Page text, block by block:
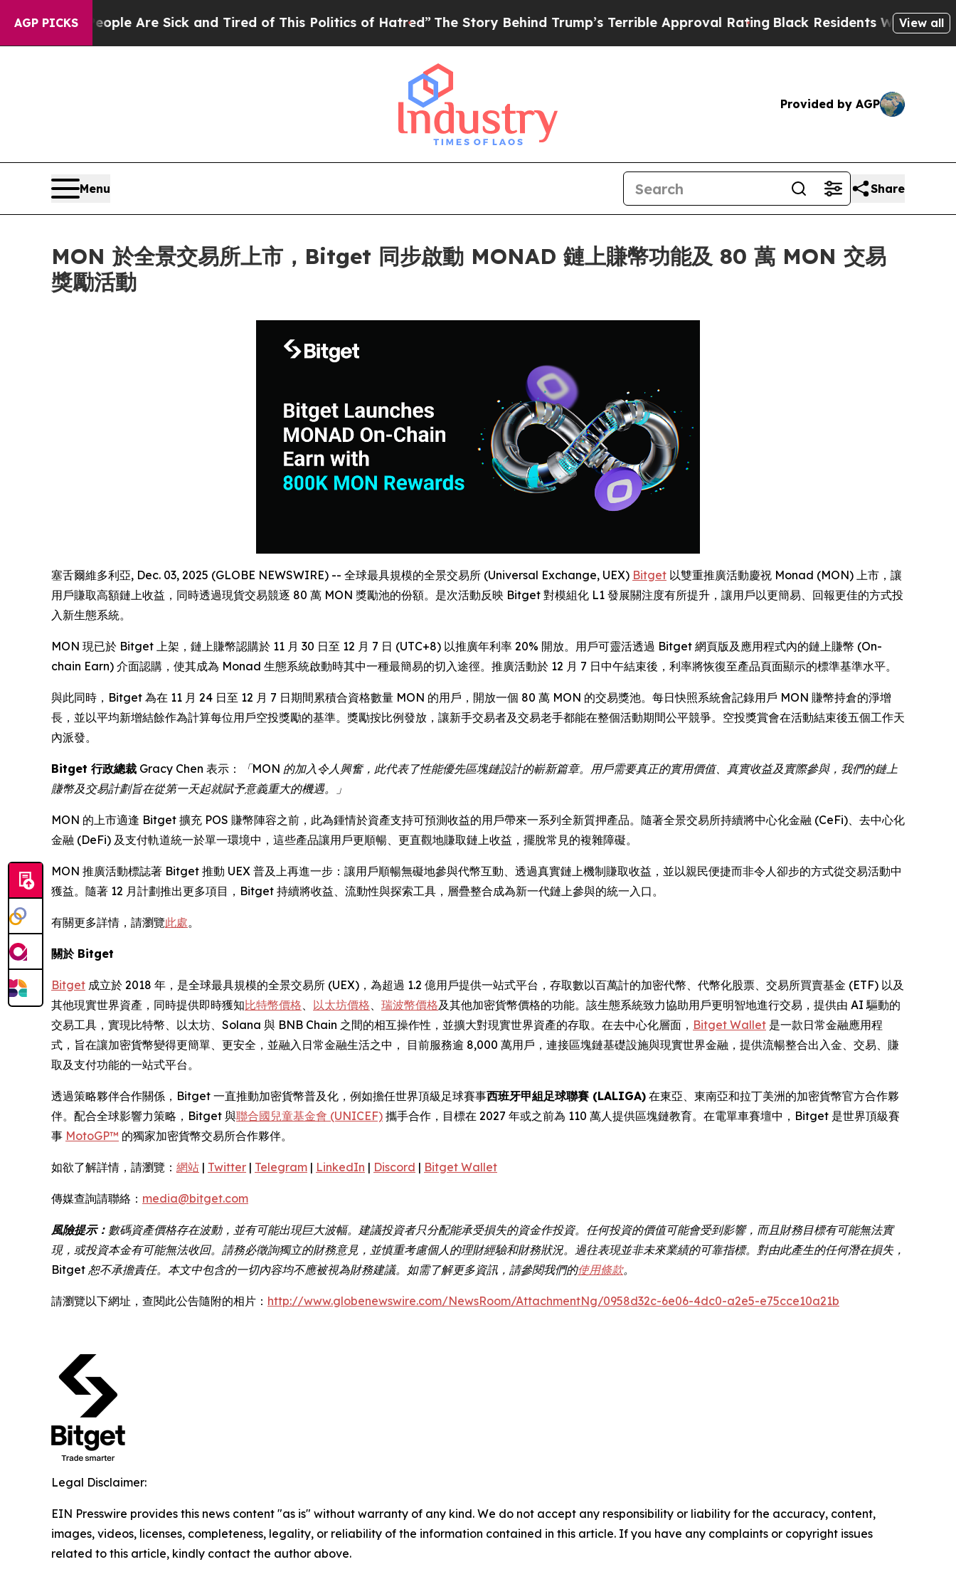
AGP PICKS
“People Are Sick and Tired of This Politics of Hatred” The Story Behind Trump’s Terrible Approval RatingBlack Residents Warned of Abusive
View all
Provided by AGP
Menu Share
MON 於全景交易所上市，Bitget 同步啟動 MONAD 鏈上賺幣功能及 80 萬 MON 交易
獎勵活動
塞舌爾維多利亞, Dec. 03, 2025 (GLOBE NEWSWIRE) -- 全球最具規模的全景交易所 (Universal Exchange, UEX) Bitget 以雙重推廣活動慶祝 Monad (MON) 上市，讓
用戶賺取高額鏈上收益，同時透過現貨交易競逐 80 萬 MON 獎勵池的份額。是次活動反映 Bitget 對模組化 L1 發展關注度有所提升，讓用戶以更簡易、回報更佳的方式投
入新生態系統。
MON 現已於 Bitget 上架，鏈上賺幣認購於 11 月 30 日至 12 月 7 日 (UTC+8) 以推廣年利率 20% 開放。用戶可靈活透過 Bitget 網頁版及應用程式內的鏈上賺幣 (On-
chain Earn) 介面認購，使其成為 Monad 生態系統啟動時其中一種最簡易的切入途徑。推廣活動於 12 月 7 日中午結束後，利率將恢復至產品頁面顯示的標準基準水平。
與此同時，Bitget 為在 11 月 24 日至 12 月 7 日期間累積合資格數量 MON 的用戶，開放一個 80 萬 MON 的交易獎池。每日快照系統會記錄用戶 MON 賺幣持倉的淨增
長，並以平均新增結餘作為計算每位用戶空投獎勵的基準。獎勵按比例發放，讓新手交易者及交易老手都能在整個活動期間公平競爭。空投獎賞會在活動結束後五個工作天
內派發。
Bitget 行政總裁 Gracy Chen 表示：
「MON 的加入令人興奮，此代表了性能優先區塊鏈設計的嶄新篇章。用戶需要真正的實用價值、真實收益及實際參與，我們的鏈上
賺幣及交易計劃旨在從第一天起就賦予意義重大的機遇。」
MON 的上市適逢 Bitget 擴充 POS 賺幣陣容之前，此為鍾情於資產支持可預測收益的用戶帶來一系列全新質押產品。隨著全景交易所持續將中心化金融 (CeFi)、去中心化
金融 (DeFi) 及支付軌道統一於單一環境中，這些產品讓用戶更順暢、更直觀地賺取鏈上收益，擺脫常見的複雜障礙。
MON 推廣活動標誌著 Bitget 推動 UEX 普及上再進一步：讓用戶順暢無礙地參與代幣互動、透過真實鏈上機制賺取收益，並以親民便捷而非令人卻步的方式從交易活動中
獲益。隨著 12 月計劃推出更多項目，Bitget 持續將收益、流動性與探索工具，層疊整合成為新一代鏈上參與的統一入口。
有關更多詳情，請瀏覽此處。
關於 Bitget
Bitget 成立於 2018 年，是全球最具規模的全景交易所 (UEX)，為超過 1.2 億用戶提供一站式平台，存取數以百萬計的加密代幣、代幣化股票、交易所買賣基金 (ETF) 以及
其他現實世界資產，同時提供即時獲知比特幣價格 以太坊價格 瑞波幣價格及其他加密貨幣價格的功能。該生態系統致力協助用戶更明智地進行交易，提供由 AI 驅動的
交易工具，實現比特幣、以太坊、Solana 與 BNB Chain 之間的相互操作性，並擴大對現實世界資產的存取。在去中心化層面， Bitget Wallet 是一款日常金融應用程
式，旨在讓加密貨幣變得更簡單、更安全，並融入日常金融生活之中， 目前服務逾 8,000 萬用戶，連接區塊鏈基礎設施與現實世界金融，提供流暢整合出入金、交易、賺
取及支付功能的一站式平台。
透過策略夥伴合作關係，Bitget 一直推動加密貨幣普及化，例如擔任世界頂級足球賽事西班牙甲組足球聯賽 (LALIGA) 在東亞、東南亞和拉丁美洲的加密貨幣官方合作夥
伴。配合全球影響力策略，Bitget 與聯合國兒童基金會 (UNICEF) 攜手合作，目標在 2027 年或之前為 110 萬人提供區塊鏈教育。在電單車賽壇中，Bitget 是世界頂級賽
事 MotoGP™ 的獨家加密貨幣交易所合作夥伴。
如欲了解詳情，請瀏覽： 網站 | Twitter | Telegram | LinkedIn | Discord | Bitget Wallet
傳媒查詢請聯絡： media@bitget.com
風險提示： 數碼資產價格存在波動，並有可能出現巨大波幅。建議投資者只分配能承受損失的資金作投資。任何投資的價值可能會受到影響，而且財務目標有可能無法實
現，或投資本金有可能無法收回。請務必徵詢獨立的財務意見，並慎重考慮個人的理財經驗和財務狀況。過往表現並非未來業績的可靠指標。對由此產生的任何潛在損失，
Bitget 恕不承擔責任。本文中包含的一切內容均不應被視為財務建議。如需了解更多資訊，請參閱我們的使用條款。
請瀏覽以下網址，查閱此公告隨附的相片： http://www.globenewswire.com/NewsRoom/AttachmentNg/0958d32c-6e06-4dc0-a2e5-e75cce10a21b
Legal Disclaimer:
EIN Presswire provides this news content "as is" without warranty of any kind. We do not accept any responsibility or liability for the accuracy, content,
images, videos, licenses, completeness, legality, or reliability of the information contained in this article. If you have any complaints or copyright issues
related to this article, kindly contact the author above.